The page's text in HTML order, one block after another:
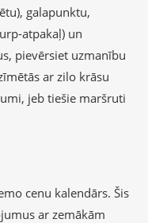
galapunktu,
atpakaļ) un
pievērsiet uzmanību
ar zilo krāsu
jeb tiešie maršruti
cenu kalendārs. Šis
ar zemākām